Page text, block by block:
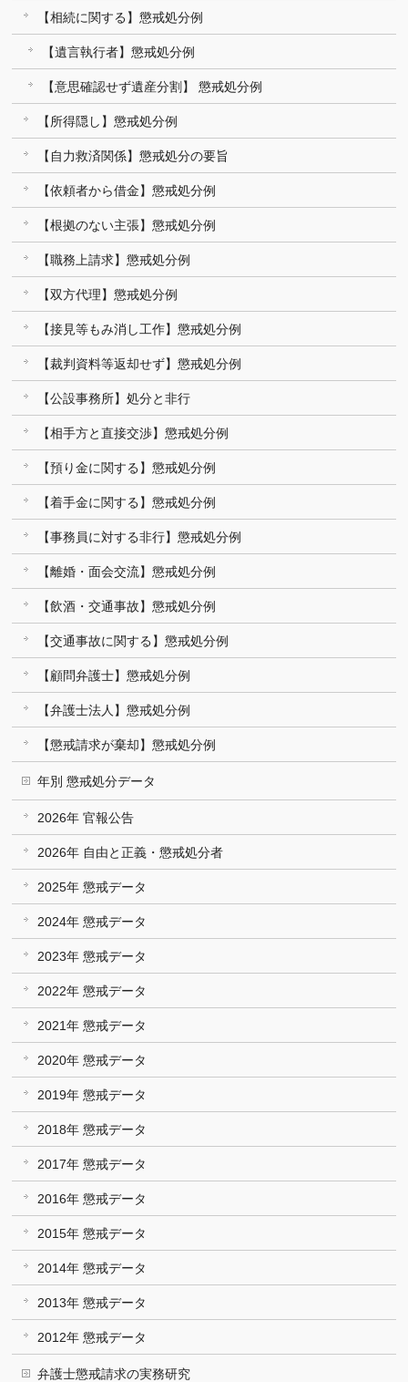
【相続に関する】懲戒処分例
【遺言執行者】懲戒処分例
【意思確認せず遺産分割】 懲戒処分例
【所得隠し】懲戒処分例
【自力救済関係】懲戒処分の要旨
【依頼者から借金】懲戒処分例
【根拠のない主張】懲戒処分例
【職務上請求】懲戒処分例
【双方代理】懲戒処分例
【接見等もみ消し工作】懲戒処分例
【裁判資料等返却せず】懲戒処分例
【公設事務所】処分と非行
【相手方と直接交渉】懲戒処分例
【預り金に関する】懲戒処分例
【着手金に関する】懲戒処分例
【事務員に対する非行】懲戒処分例
【離婚・面会交流】懲戒処分例
【飲酒・交通事故】懲戒処分例
【交通事故に関する】懲戒処分例
【顧問弁護士】懲戒処分例
【弁護士法人】懲戒処分例
【懲戒請求が棄却】懲戒処分例
年別 懲戒処分データ
2026年 官報公告
2026年 自由と正義・懲戒処分者
2025年 懲戒データ
2024年 懲戒データ
2023年 懲戒データ
2022年 懲戒データ
2021年 懲戒データ
2020年 懲戒データ
2019年 懲戒データ
2018年 懲戒データ
2017年 懲戒データ
2016年 懲戒データ
2015年 懲戒データ
2014年 懲戒データ
2013年 懲戒データ
2012年 懲戒データ
弁護士懲戒請求の実務研究